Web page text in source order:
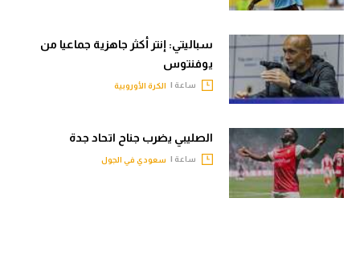
سباليتي: إنتر أكثر جاهزية جماعيا من
يوفنتوس
ساعة | الكرة الأوروبية
الصليبي يضرب جناح اتحاد جدة
ساعة | سعودي في الجول